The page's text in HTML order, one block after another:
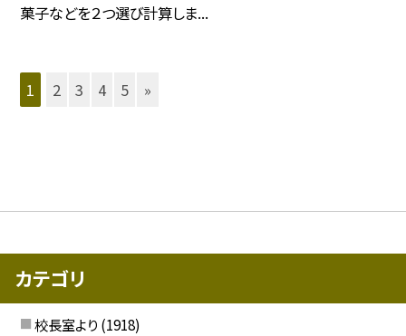
菓子などを２つ選び計算しま...
1 2 3 4 5 »
カテゴリ
校長室より (1918)